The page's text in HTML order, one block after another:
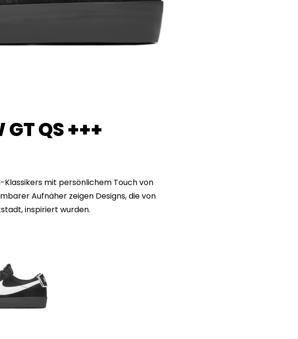
GT QS +++
Klassikers mit persönlichem Touch von
Aufnäher zeigen Designs, die von
inspiriert wurden.